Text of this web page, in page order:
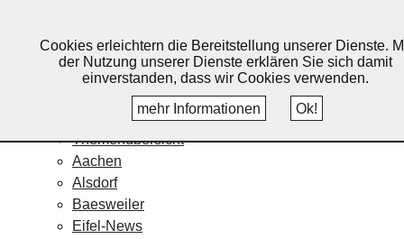
Home
Veranstaltungskalender
Themenübersicht
Aachen
Alsdorf
Baesweiler
Eifel-News
Cookies erleichtern die Bereitstellung unserer Dienste.
der Nutzung unserer Dienste erklären Sie sich damit
einverstanden, dass wir Cookies verwenden.
mehr Informationen
Ok!